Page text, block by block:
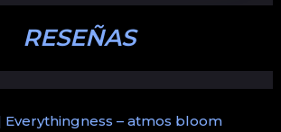
RESEÑAS
Everythingness – atmos bloom